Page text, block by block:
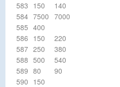
583 150
140
584 7500
7000
585 400
586 150
220
587 250
380
588 500
540
589 80
90
590 150